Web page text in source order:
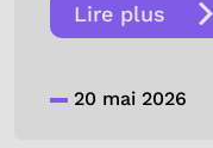
Lire plus
20 mai 2026